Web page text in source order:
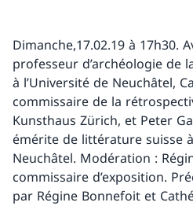
Dimanche,17.02.19 à 17h30.
professeur d’archéologie de
à l’Université de Neuchâtel,
commissaire de la
Kunsthaus Zürich, et Peter
émérite de littérature suisse
Neuchâtel. Modération :
commissaire d’exposition.
par Régine Bonnefoit et